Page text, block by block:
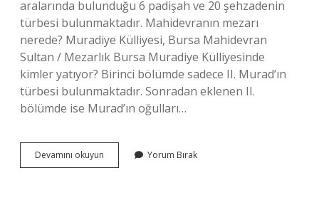
aralarında bulunduğu 6 padişah ve 20 şehzadenin
türbesi bulunmaktadır. Mahidevranın mezarı
nerede? Muradiye Külliyesi, Bursa Mahidevran
Sultan / Mezarlık Bursa Muradiye Külliyesinde
kimler yatıyor? Birinci bölümde sadece II. Murad’ın
türbesi bulunmaktadır. Sonradan eklenen II.
bölümde ise Murad’ın oğulları…
Devamını okuyun
Süleymanın
Yorum Bırak